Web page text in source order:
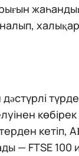
кетіп,
— FTSE 100